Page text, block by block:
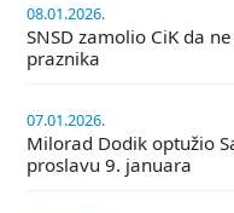
08.01.2026.
SNSD zamolio CiK da
praznika
07.01.2026.
Milorad Dodik optužio
proslavu 9. januara